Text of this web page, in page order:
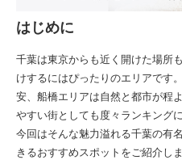
はじめに
千葉は東京からも近く開けた場所
けするにはぴったりのエリアです
安、船橋エリアは自然と都市が程
やすい街としても度々ランキング
今回はそんな魅力溢れる千葉の有
きるおすすめスポットをご紹介し